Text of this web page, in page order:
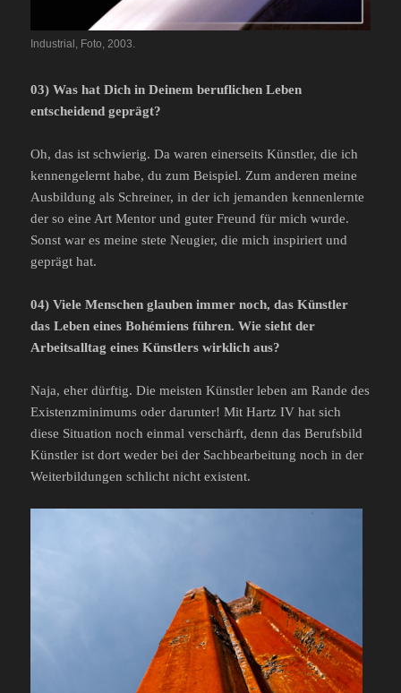
Industrial, Foto, 2003.
03) Was hat Dich in Deinem beruflichen Leben
entscheidend geprägt?
Oh, das ist schwierig. Da waren einerseits Künstler, die ich
kennengelernt habe, du zum Beispiel. Zum anderen meine
Ausbildung als Schreiner, in der ich jemanden kennenlernte
der so eine Art Mentor und guter Freund für mich wurde.
Sonst war es meine stete Neugier, die mich inspiriert und
geprägt hat.
04) Viele Menschen glauben immer noch, das Künstler
das Leben eines Bohémiens führen. Wie sieht der
Arbeitsalltag eines Künstlers wirklich aus?
Naja, eher dürftig. Die meisten Künstler leben am Rande des
Existenzminimums oder darunter! Mit Hartz IV hat sich
diese Situation noch einmal verschärft, denn das Berufsbild
Künstler ist dort weder bei der Sachbearbeitung noch in der
Weiterbildungen schlicht nicht existent.